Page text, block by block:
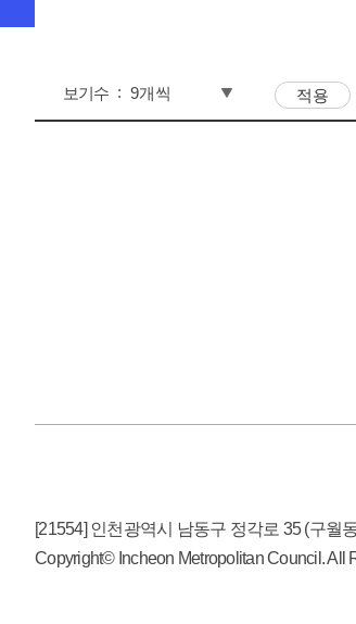
보기수
[21554] 인천광역시 남동구 정각로 35 (구월
Copyright© Incheon Metropolitan Council. All